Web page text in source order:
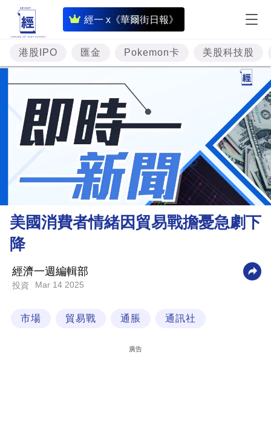
經一 x《華爾街日報》
即
時
財
經
專
題
投
資
樓
市
財
業
科
港股IPO 匯金 Pokemon卡 美股科技股
美國消費者情緒因貿易戰擔憂急劇下
降
經濟一週編輯部
投資 Mar 14 2025
市場 貿易戰 通脹 通訊社
廣告